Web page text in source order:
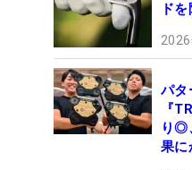
ド
パタ
『
り◎
果に